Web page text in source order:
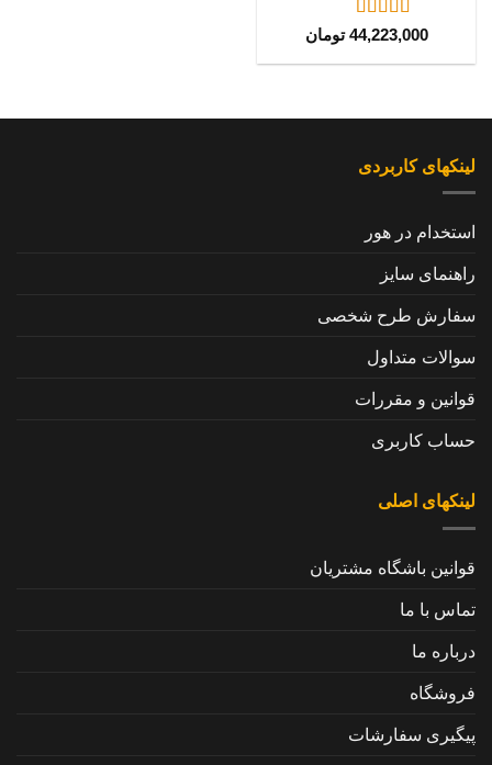
نمره5از 5
44,223,000 تومان
لینکهای کاربردی
استخدام در هور
راهنمای سایز
سفارش طرح شخصی
سوالات متداول
قوانین و مقررات
حساب کاربری
لینکهای اصلی
قوانین باشگاه مشتریان
تماس با ما
درباره ما
فروشگاه
پیگیری سفارشات